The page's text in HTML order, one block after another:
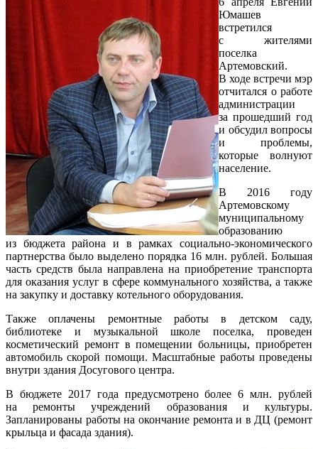
Юмашев
встретился
с жителями
поселка
Артемовский.
В ходе встречи мэр
отчитался о работе
администрации
за прошедший год
и обсудил вопросы
и проблемы,
которые волнуют
население.
В 2016 году
Артемовскому
муниципальному
образованию
из бюджета района и в рамках социально-экономического
партнерства было выделено порядка 16 млн. рублей. Большая
часть средств была направлена на приобретение транспорта
для оказания услуг в сфере коммунального хозяйства, а также
на закупку и доставку котельного оборудования.
Также оплачены ремонтные работы в детском саду,
библиотеке и музыкальной школе поселка, проведен
косметический ремонт в помещении больницы, приобретен
автомобиль скорой помощи. Масштабные работы проведены
внутри здания Досугового центра.
В бюджете 2017 года предусмотрено более 6 млн. рублей
на ремонты учреждений образования и культуры.
Запланированы работы на окончание ремонта и в ДЦ (ремонт
крыльца и фасада здания).